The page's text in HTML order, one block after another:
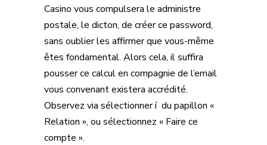
Casino vous compulsera le administre
postale, le dicton, de créer ce password,
sans oublier les affirmer que vous-même
êtes fondamental. Alors cela, il suffira
pousser ce calcul en compagnie de l’email
vous convenant existera accrédité.
Observez via sélectionner í du papillon «
Relation », ou sélectionnez « Faire ce
compte ».